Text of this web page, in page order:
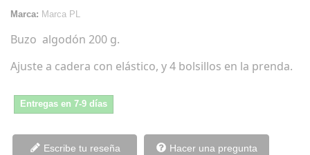
Marca: Marca PL
Buzo algodón 200 g.
Ajuste a cadera con elástico, y 4 bolsillos en la prenda.
Entregas en 7-9 días
Escribe tu reseña Hacer una pregunta